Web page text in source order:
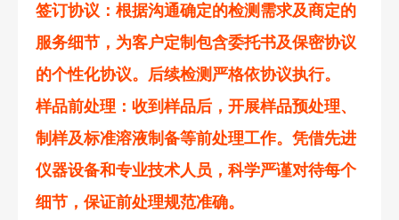
签订协议 ：根据沟通确定的检测需求及商定的
服务细节，为客户定制包含委托书及保密协议
的个性化协议。后续检测严格依协议执行。
样品前处理 ：收到样品后，开展样品预处理、
制样及标准溶液制备等前处理工作。凭借先进
仪器设备和专业技术人员，科学严谨对待每个
细节，保证前处理规范准确。